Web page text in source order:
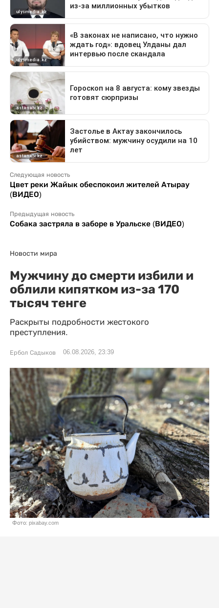
Следующая новость
Цвет реки Жайык обеспокоил жителей Атырау
(ВИДЕО)
Предыдущая новость
Собака застряла в заборе в Уральске (ВИДЕО)
Новости мира
Мужчину до смерти избили и
облили кипятком из-за 170
тысяч тенге
Раскрыты подробности жестокого
преступления.
Ербол Садыков 06.08.2026, 23:39
Фото: pixabay.com